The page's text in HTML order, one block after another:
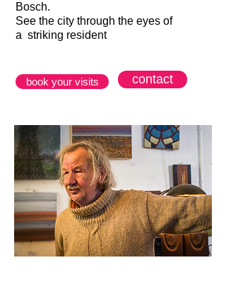
Bosch.
See the city through the eyes of
a striking resident
book your visits contact